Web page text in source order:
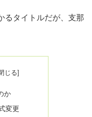
るタイトルだが、支那
か
変更